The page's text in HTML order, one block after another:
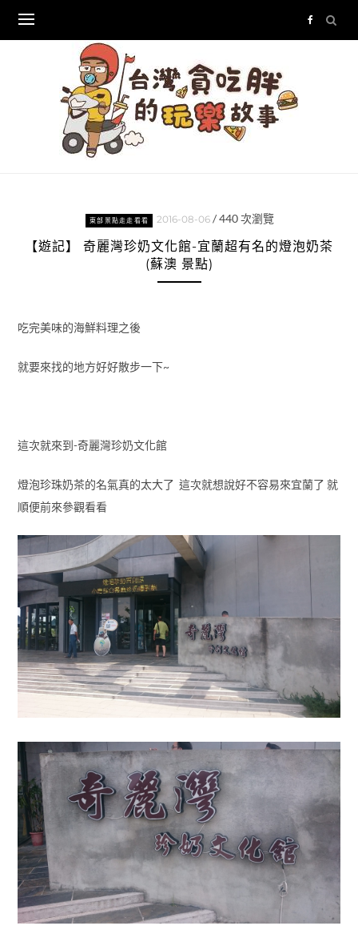
content
東部景點走走看看 2016-08-06 /440次瀏覽
【遊記】 奇麗灣珍奶文化館-宜蘭超有名的燈泡奶茶
(蘇澳 景點)
吃完美味的海鮮料理之後
就要來找的地方好好散步一下~
這次就來到-奇麗灣珍奶文化館
燈泡珍珠奶茶的名氣真的太大了 這次就想說好不容易來宜蘭了 就
順便前來參觀看看